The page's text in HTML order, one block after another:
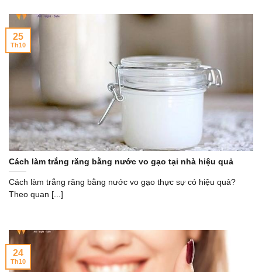
Cách làm trắng răng bằng nước vo gạo tại nhà hiệu quả
Cách làm trắng răng bằng nước vo gạo thực sự có hiệu quả?
Theo quan [...]
25
Th10
24
Th10